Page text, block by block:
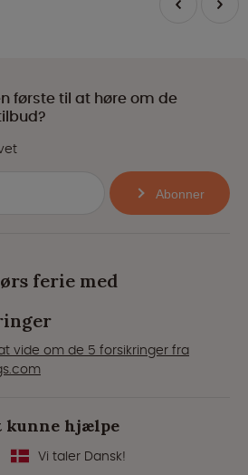
første til at høre om de
Abonner
ferie med
vide om de 5 forsikringer fra
kunne hjælpe
Vi taler Dansk!